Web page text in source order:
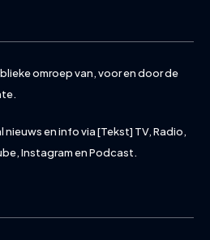
omroep van, voor en door de
en info via [Tekst] TV, Radio,
Instagram en Podcast.